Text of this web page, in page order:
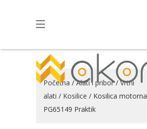
Početna /Alati i pribor/Vrtni
alati / Kosilice / Kosilica motorna
PG65149 Praktik